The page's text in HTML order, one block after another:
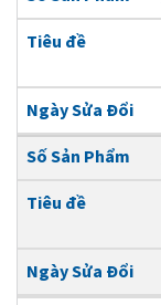
Tiêu đề
Ngày Sửa Đổi
Số Sản Phẩm
Tiêu đề
Ngày Sửa Đổi